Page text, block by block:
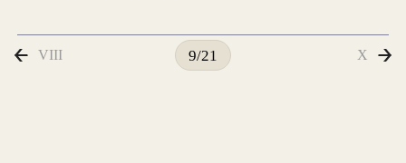
VIII 9/21 X